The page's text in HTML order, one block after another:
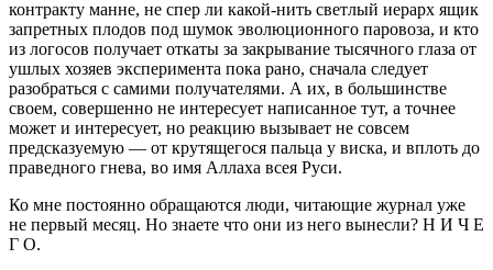
контракту манне, не спер ли какой-нить светлый иерарх ящик
запретных плодов под шумок эволюционного паровоза, и кто
из логосов получает откаты за закрывание тысячного глаза от
ушлых хозяев эксперимента пока рано, сначала следует
разобраться с самими получателями. А их, в большинстве
своем, совершенно не интересует написанное тут, а точнее
может и интересует, но реакцию вызывает не совсем
предсказуемую — от крутящегося пальца у виска, и вплоть до
праведного гнева, во имя Аллаха всея Руси.
Ко мне постоянно обращаются люди, читающие журнал уже
не первый месяц. Но знаете что они из него вынесли? Н И Ч Е
Г О.